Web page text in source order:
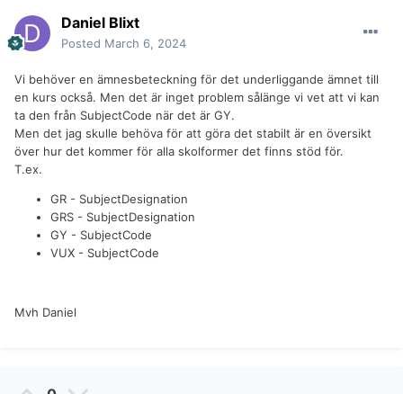
Daniel Blixt
Posted March 6, 2024
Vi behöver en ämnesbeteckning för det underliggande ämnet till
en kurs också. Men det är inget problem sålänge vi vet att vi kan
ta den från SubjectCode när det är GY.
Men det jag skulle behöva för att göra det stabilt är en översikt
över hur det kommer för alla skolformer det finns stöd för.
T.ex.
GR - SubjectDesignation
GRS - SubjectDesignation
GY - SubjectCode
VUX - SubjectCode
Mvh Daniel